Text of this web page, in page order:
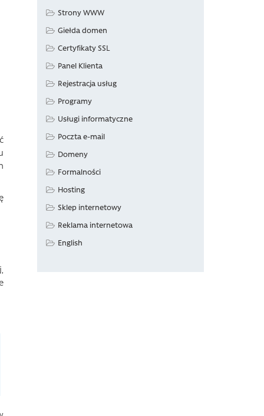
Strony WWW
Giełda domen
Certyfikaty SSL
Panel Klienta
Rejestracja usług
Programy
Usługi informatyczne
Poczta e-mail
Domeny
Formalności
Hosting
Sklep internetowy
Reklama internetowa
English